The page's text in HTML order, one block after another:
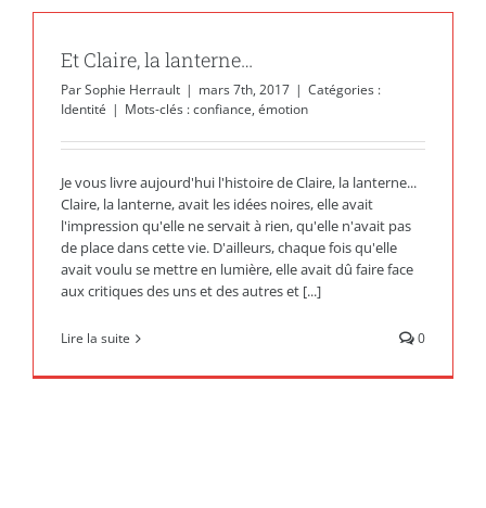
Et Claire, la lanterne…
ParSophie Herrault | mars 7th, 2017 | Catégories :
Identité | Mots-clés :confiance, émotion
Je vous livre aujourd'hui l'histoire de Claire, la lanterne...
Claire, la lanterne, avait les idées noires, elle avait
l'impression qu'elle ne servait à rien, qu'elle n'avait pas
de place dans cette vie. D'ailleurs, chaque fois qu'elle
avait voulu se mettre en lumière, elle avait dû faire face
aux critiques des uns et des autres et [...]
Lire la suite 0